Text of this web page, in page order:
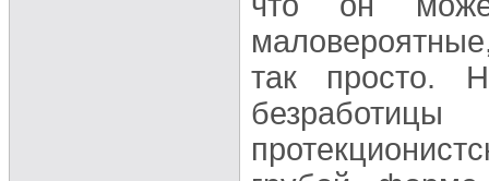
так просто.